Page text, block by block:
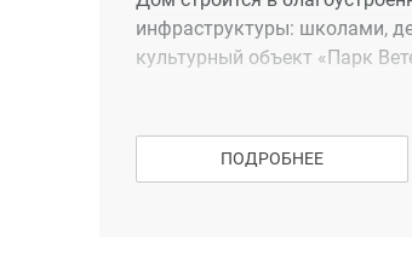
инфраструктуры: школами,
культурный объект «Парк
минут или 4 минуты на
Поликлиника. В 550 м
ПОДРОБНЕЕ